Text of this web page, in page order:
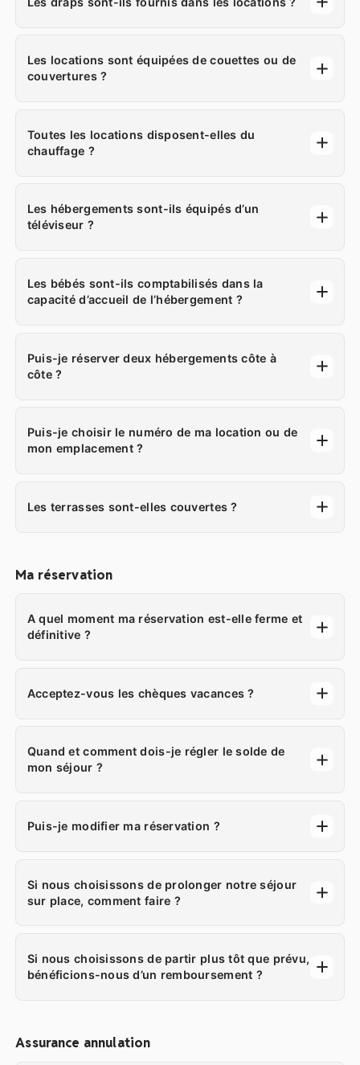
Les locations sont équipées de couettes ou de
couvertures ?
Toutes les locations disposent-elles du
chauffage ?
Les hébergements sont-ils équipés d’un
téléviseur ?
Les bébés sont-ils comptabilisés dans la
capacité d’accueil de l’hébergement ?
Puis-je réserver deux hébergements côte à
côte ?
Puis-je choisir le numéro de ma location ou de
mon emplacement ?
Les terrasses sont-elles couvertes ?
Ma réservation
A quel moment ma réservation est-elle ferme et
définitive ?
Acceptez-vous les chèques vacances ?
Quand et comment dois-je régler le solde de
mon séjour ?
Puis-je modifier ma réservation ?
Si nous choisissons de prolonger notre séjour
sur place, comment faire ?
Si nous choisissons de partir plus tôt que prévu,
bénéficions-nous d’un remboursement ?
Assurance annulation